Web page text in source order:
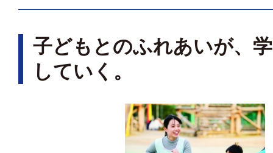
子どもとのふれあいが、
していく。